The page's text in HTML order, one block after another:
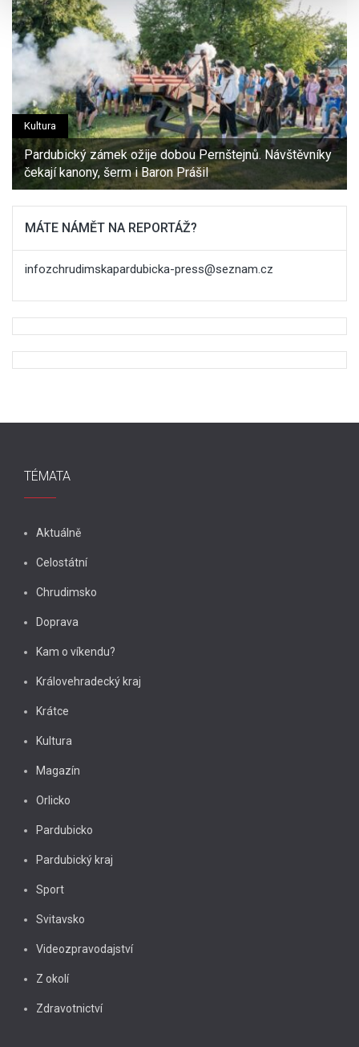
sdílíme se svými partnery pro sociální média, inzerci a
analýzy. Partneři tyto údaje mohou zkombinovat s
dalšími informacemi, které jste jim poskytli nebo které
získali v důsledku toho, že používáte jejich služby.
Kultura
Pardubický zámek ožije dobou Pernštejnů. Návštěvníky
čekají kanony, šerm i Baron Prášil
MÁTE NÁMĚT NA REPORTÁŽ?
infozchrudimskapardubicka-press@seznam.cz
TÉMATA
Aktuálně
Celostátní
Chrudimsko
Doprava
Kam o víkendu?
Královehradecký kraj
Krátce
Kultura
Magazín
Orlicko
Pardubicko
Pardubický kraj
Sport
Svitavsko
Videozpravodajství
Z okolí
Zdravotnictví